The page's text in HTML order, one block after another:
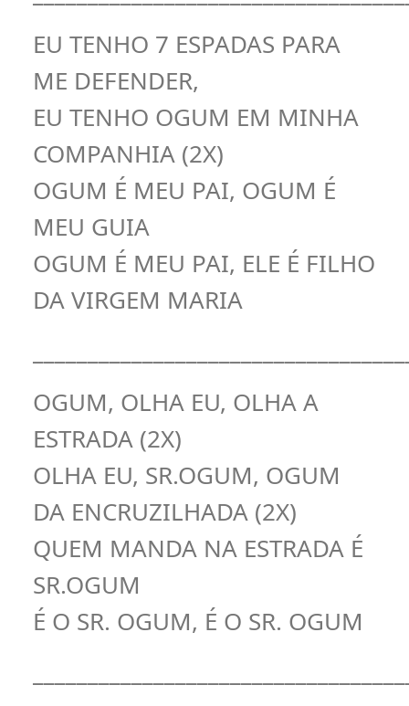
EU TENHO 7 ESPADAS PARA
ME DEFENDER,
EU TENHO OGUM EM MINHA
COMPANHIA (2X)
OGUM É MEU PAI, OGUM É
MEU GUIA
OGUM É MEU PAI, ELE É FILHO
DA VIRGEM MARIA
OGUM, OLHA EU, OLHA A
ESTRADA (2X)
OLHA EU, SR.OGUM, OGUM
DA ENCRUZILHADA (2X)
QUEM MANDA NA ESTRADA É
SR.OGUM
É O SR. OGUM, É O SR. OGUM